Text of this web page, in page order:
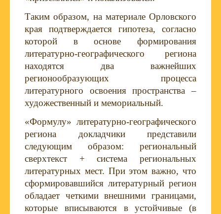
Таким образом, на материале Орловского
края подтверждается гипотеза, согласно
которой в основе формирования
литературно-географического региона
находятся два важнейших
регионообразующих процесса
литературного освоения пространства –
художественный и мемориальный.
«Формулу» литературно-географического
региона докладчики представили
следующим образом: региональный
сверхтекст + система региональных
литературных мест. При этом важно, что
сформировавшийся литературный регион
обладает четкими внешними границами,
которые вписываются в устойчивые (в